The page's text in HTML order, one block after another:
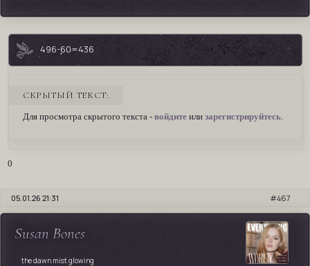
496-60=436
СКРЫТЫЙ ТЕКСТ:
Для просмотра скрытого текста - войдите или зарегистрируйтесь.
0
467
05.01.26 21:31
Susan Bones
the dawn mist glowing